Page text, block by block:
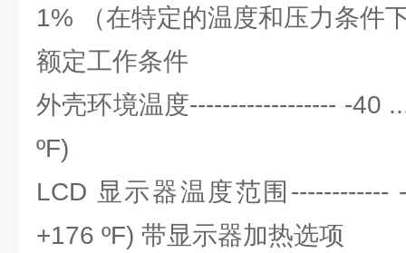
1% （在特定的温度和压力条件
额定工作条件
外壳环境温度------------------ -40
ºF)
LCD 显示器温度范围------------
+176 ºF) 带显示器加热选项